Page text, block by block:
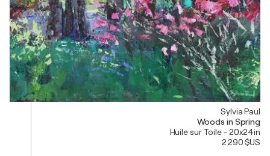
Sylvia Paul
Woods in Spring
Huile sur Toile - 20x24in
2 290 $US